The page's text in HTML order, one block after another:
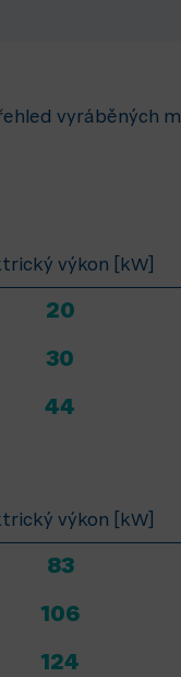
vyráběných
výkon [kW]
20
30
44
výkon [kW]
83
106
124